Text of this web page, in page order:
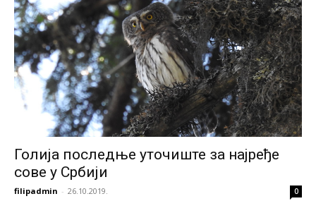
Голија последње уточиште за најређе
сове у Србији
filipadmin - 26.10.2019. 0